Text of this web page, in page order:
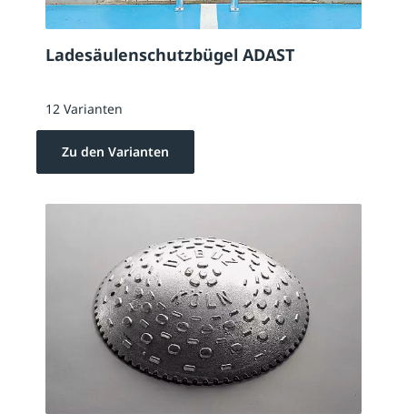
Ladesäulenschutzbügel ADAST
12 Varianten
Zu den Varianten